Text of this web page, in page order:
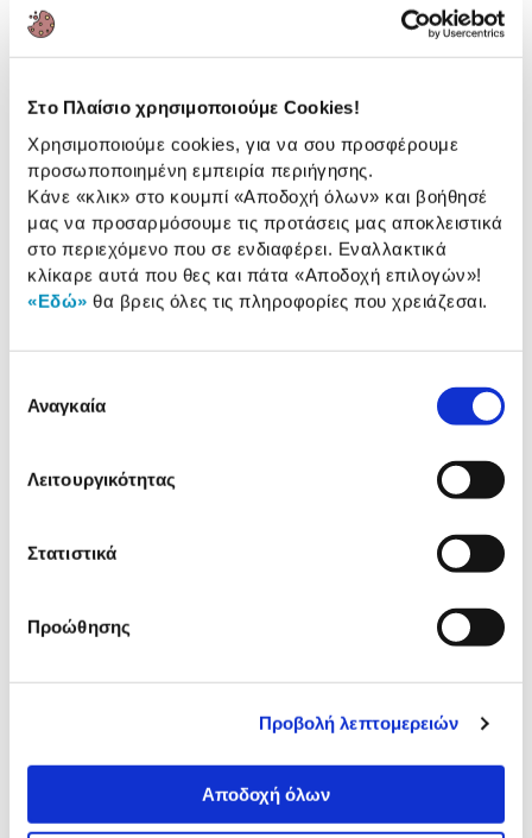
Στο Πλαίσιο χρησιμοποιούμε Cookies!
Χρησιμοποιούμε cookies, για να σου προσφέρουμε
προσωποποιημένη εμπειρία περιήγησης.
Κάνε «κλικ» στο κουμπί «Αποδοχή όλων» και βοήθησέ
μας να προσαρμόσουμε τις προτάσεις μας αποκλειστικά
στο περιεχόμενο που σε ενδιαφέρει. Εναλλακτικά
κλίκαρε αυτά που θες και πάτα «Αποδοχή επιλογών»!
«Εδώ» θα βρεις όλες τις πληροφορίες που χρειάζεσαι.
συγκατάθεσης
Αναγκαία
Λειτουργικότητας
Στατιστικά
Προώθησης
Προβολή λεπτομερειών
Αποδοχή όλων
Συνδύασέ
70 x 36 mm )
Προσθήκη
Αναλυτική
Αναλυτική παρουσίαση
προϊόντος
Χαρακτηριστικά
Αξιολογήσεις
Δες τι κλίκαραν όσοι είδαν το ίδιο